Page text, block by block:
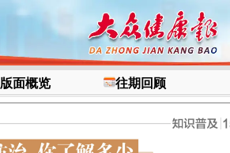
版面概览 往期回顾